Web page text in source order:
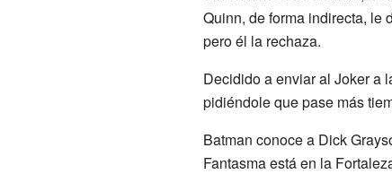
Quinn, de forma indirecta, le
pero él la rechaza.
Decidido a enviar al Joker a
pidiéndole que pase más
Batman conoce a Dick
Fantasma está en la